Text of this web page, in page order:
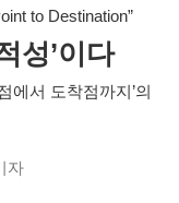
to Destination”
성’이다
에서 도착점까지’의
자